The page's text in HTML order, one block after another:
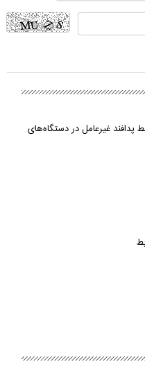
پدافند غیرعامل در دستگاه‌های